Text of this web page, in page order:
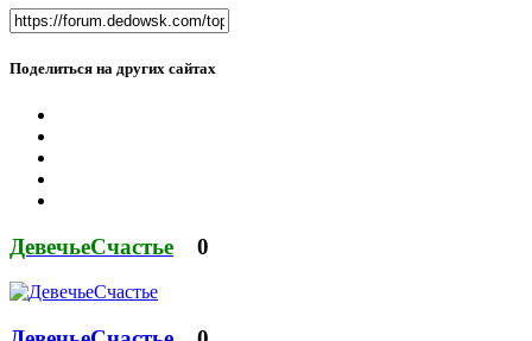
Поделиться на других сайтах
ДевечьеСчастье 0